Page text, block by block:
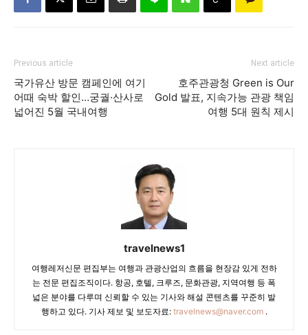
Previous article
국가유산 방문 캠페인에 여기
어때 숙박 할인…궁궐·산사로
넓어진 5월 국내여행
Next article
호주관광청 Green is Our
Gold 발표, 지속가능 관광 책임
여행 5대 원칙 제시
travelnews1
여행레저신문 편집부는 여행과 관광산업의 흐름을 현장감 있게 전하
는 전문 편집조직이다. 항공, 호텔, 크루즈, 문화관광, 지역여행 등 폭
넓은 분야를 다루며 신뢰할 수 있는 기사와 해설 콘텐츠를 꾸준히 발
행하고 있다. 기사 제보 및 보도자료: travelnews@naver.com.